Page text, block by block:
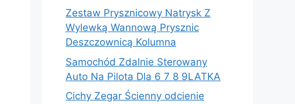
Zestaw Prysznicowy Natrysk Z
Wylewką Wannową Prysznic
Deszczownicą Kolumna
Samochód Zdalnie Sterowany
Auto Na Pilota Dla 6 7 8 9LATKA
Cichy Zegar Ścienny odcienie